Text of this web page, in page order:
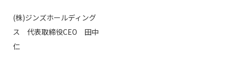
(株)ジンズホールディング
ス 代表取締役CEO 田中
仁